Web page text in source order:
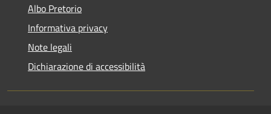
Albo Pretorio
Informativa privacy
Note legali
Dichiarazione di accessibilità